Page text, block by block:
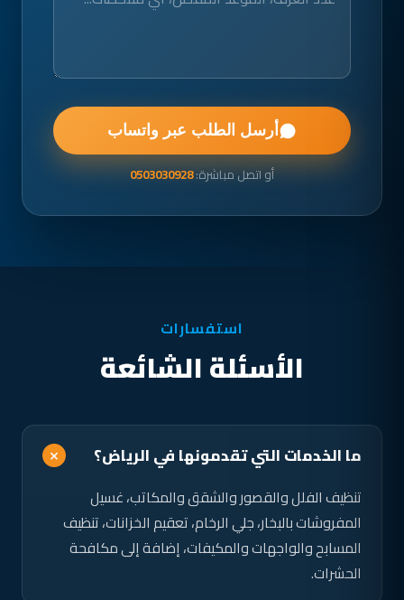
أرسل الطلب عبر واتساب
أو اتصل مباشرة:0503030928
استفسارات
الأسئلة الشائعة
ما الخدمات التي تقدمونها في الرياض؟
تنظيف الفلل والقصور والشقق والمكاتب، غسيل
المفروشات بالبخار، جلي الرخام، تعقيم الخزانات، تنظيف
المسابح والواجهات والمكيفات، إضافة إلى مكافحة
الحشرات.